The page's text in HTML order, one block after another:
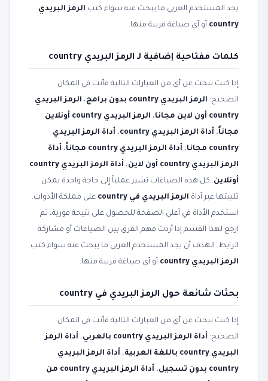
يجد المستخدم العربي ما يبحث عنه سواء كتب الرمز البريدي
country أو أي صياغة قريبة منها.
كلمات مفتاحية إضافية لـ الرمز البريدي country
إذا كنت تبحث عن أي من العبارات التالية فأنت في المكان
الصحيح: الرمز البريدي country بدون برامج ، الرمز البريدي
country أون لاين مجانا
،
الرمز البريدي country أونلاين
مجاناً، أداة الرمز البريدي country ، أداة الرمز البريدي
country مجانا
، أداة الرمز البريدي country مجاناً ، أداة
الرمز البريدي country أون لاين
،
أداة الرمز البريدي country
أونلاين. كل هذه الصياغات تشير عملياً إلى حاجة واحدة يمكن
تلبيتها عبر أداة الرمز البريدي في country
على مملكة الأدوات.
استخدم الأداة في أعلى الصفحة للحصول على نتيجة فورية، ثم
ارجع لهذا القسم إذا أردت فهم الفرق بين الصياغات أو مشاركة
الرابط. الهدف أن يجد المستخدم العربي ما يبحث عنه سواء كتب
الرمز البريدي country
أو أي صياغة قريبة منها.
بحثات شائعة حول الرمز البريدي في country
إذا كنت تبحث عن أي من العبارات التالية فأنت في المكان
الصحيح: أداة الرمز البريدي country بالعربي ، أداة الرمز
البريدي country باللغة العربية
، أداة الرمز البريدي
country بدون تسجيل
،
أداة الرمز البريدي country من